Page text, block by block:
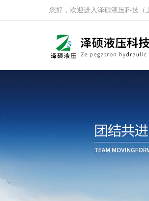
您好，欢迎进入泽硕液压科技（